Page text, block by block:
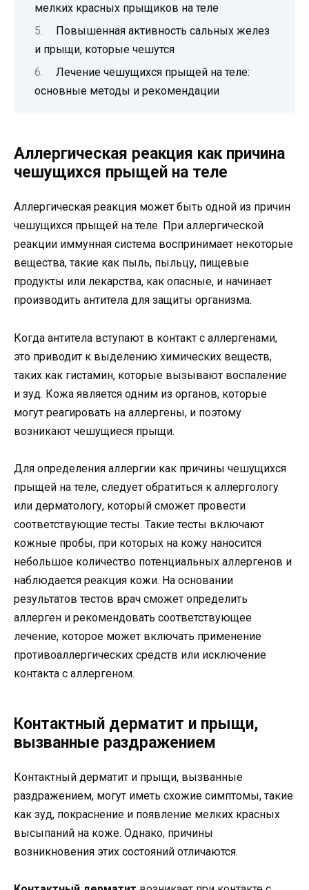
мелких красных прыщиков на теле
Повышенная активность сальных желез
и прыщи, которые чешутся
Лечение чешущихся прыщей на теле:
основные методы и рекомендации
Аллергическая реакция как причина
чешущихся прыщей на теле
Аллергическая реакция может быть одной из причин
чешущихся прыщей на теле. При аллергической
реакции иммунная система воспринимает некоторые
вещества, такие как пыль, пыльцу, пищевые
продукты или лекарства, как опасные, и начинает
производить антитела для защиты организма.
Когда антитела вступают в контакт с аллергенами,
это приводит к выделению химических веществ,
таких как гистамин, которые вызывают воспаление
и зуд. Кожа является одним из органов, которые
могут реагировать на аллергены, и поэтому
возникают чешущиеся прыщи.
Для определения аллергии как причины чешущихся
прыщей на теле, следует обратиться к аллергологу
или дерматологу, который сможет провести
соответствующие тесты. Такие тесты включают
кожные пробы, при которых на кожу наносится
небольшое количество потенциальных аллергенов и
наблюдается реакция кожи. На основании
результатов тестов врач сможет определить
аллерген и рекомендовать соответствующее
лечение, которое может включать применение
противоаллергических средств или исключение
контакта с аллергеном.
Контактный дерматит и прыщи,
вызванные раздражением
Контактный дерматит и прыщи, вызванные
раздражением, могут иметь схожие симптомы, такие
как зуд, покраснение и появление мелких красных
высыпаний на коже. Однако, причины
возникновения этих состояний отличаются.